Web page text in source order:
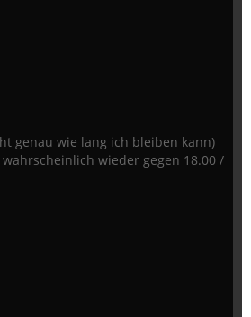
genau wie lang ich bleiben kann)
wieder gegen 18.00 /